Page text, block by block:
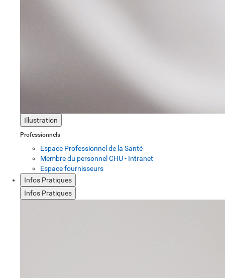
Illustration
Professionnels
Espace Professionnel de la Santé
Membre du personnel CHU - Intranet
Espace fournisseurs
Infos Pratiques
Infos Pratiques